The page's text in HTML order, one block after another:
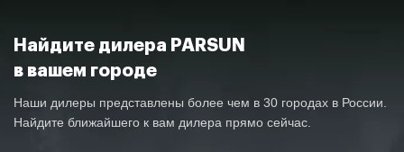
Найдите дилера PARSUN
в вашем городе
Наши дилеры представлены более чем в 30 городах в России.
Найдите ближайшего к вам дилера прямо сейчас.